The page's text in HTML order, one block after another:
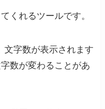
くれるツールです。
文字数が表示されます
数が変わることがあ